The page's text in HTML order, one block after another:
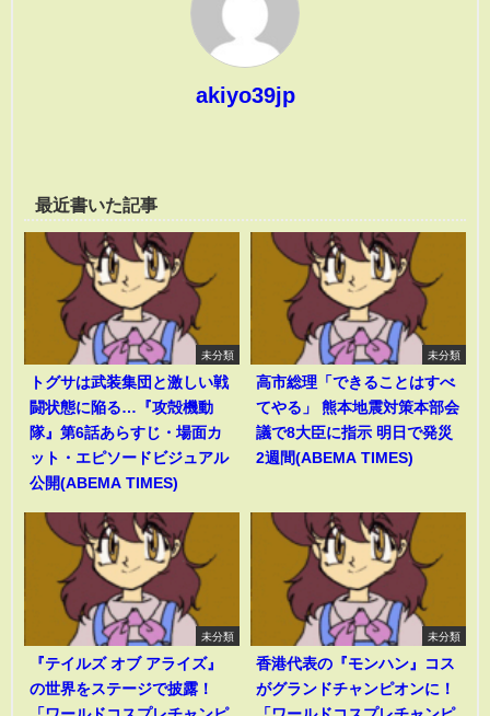
akiyo39jp
最近書いた記事
未分類
トグサは武装集団と激しい戦
闘状態に陥る…『攻殻機動
隊』第6話あらすじ・場面カ
ット・エピソードビジュアル
公開(ABEMA TIMES)
未分類
高市総理「できることはすべ
てやる」 熊本地震対策本部会
議で8大臣に指示 明日で発災
2週間(ABEMA TIMES)
未分類
『テイルズ オブ アライズ』
の世界をステージで披露！
未分類
香港代表の『モンハン』コス
がグランドチャンピオンに！